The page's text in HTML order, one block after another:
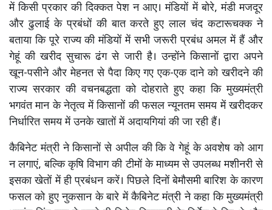
में किसी प्रकार की दिक्कत पेश न आए। मंडियों में बोरे, मंडी मजदूर
और ढुलाई के प्रबंधों की बात करते हुए लाल चंद कटारूचक्क ने
बताया कि पूरे राज्य की मंडियों में सभी जरूरी प्रबंध अमल में हैं और
गेहूं की खरीद सुचारू ढंग से जारी है। उन्होंने किसानों द्वारा अपने
खून-पसीने और मेहनत से पैदा किए गए एक-एक दाने को खरीदने की
राज्य सरकार की वचनबद्धता को दोहराते हुए कहा कि मुख्यमंत्री
भगवंत मान के नेतृत्व में किसानों की फसल न्यूनतम समय में खरीदकर
निर्धारित समय में उनके खातों में अदायगियां की जा रही हैं।
कैबिनेट मंत्री ने किसानों से अपील की कि वे गेहूं के अवशेष को आग
न लगाएं, बल्कि कृषि विभाग की टीमों के माध्यम से उपलब्ध मशीनरी से
इसका खेतों में ही प्रबंधन करें। पिछले दिनों बेमौसमी बारिश के कारण
फसल को हुए नुकसान के बारे में कैबिनेट मंत्री ने कहा कि मुख्यमंत्री